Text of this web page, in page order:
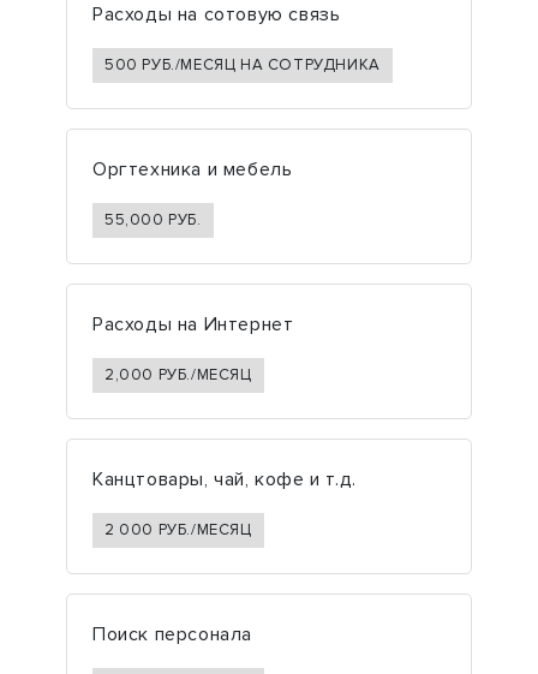
Расходы на сотовую связь
500 РУБ./МЕСЯЦ НА СОТРУДНИКА
Оргтехника и мебель
55,000 РУБ.
Расходы на Интернет
2,000 РУБ./МЕСЯЦ
Канцтовары, чай, кофе и т.д.
2 000 РУБ./МЕСЯЦ
Поиск персонала